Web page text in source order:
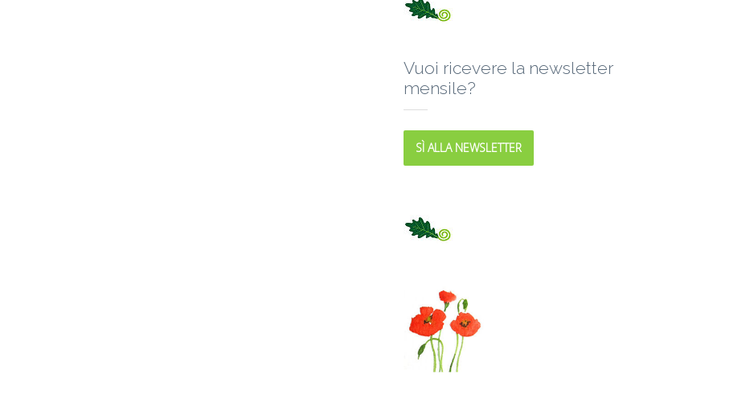
Vuoi ricevere la newsletter
mensile?
SÌ ALLA NEWSLETTER